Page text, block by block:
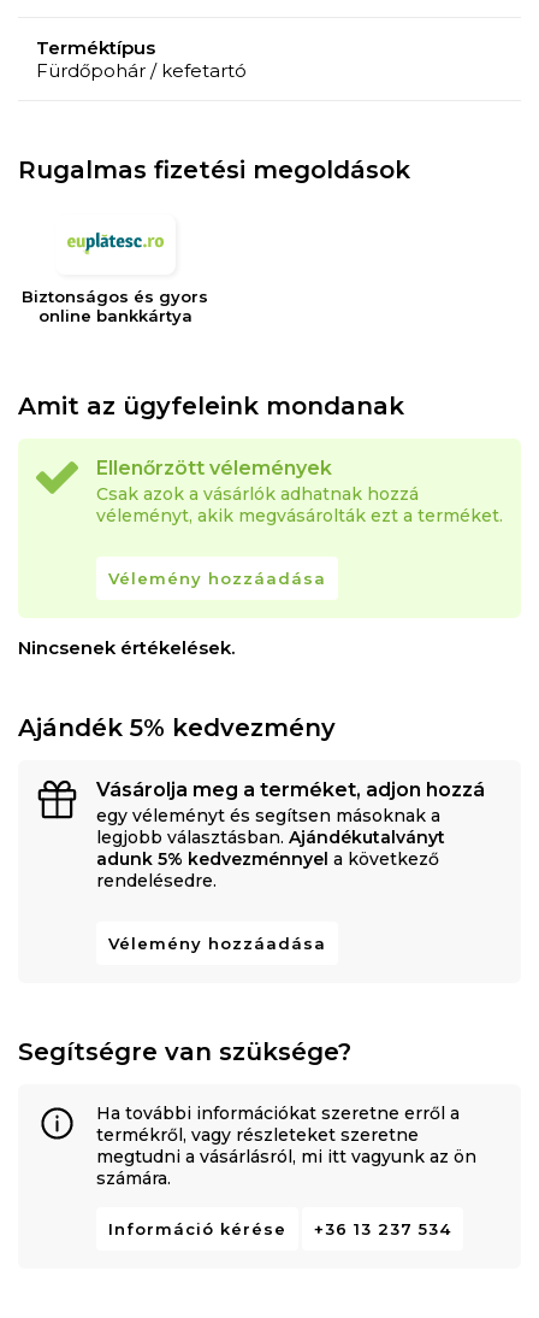
Terméktípus
Fürdőpohár / kefetartó
Rugalmas fizetési megoldások
Biztonságos és gyors
online bankkártya
Amit az ügyfeleink mondanak
Ellenőrzött vélemények
Csak azok a vásárlók adhatnak hozzá
véleményt, akik megvásárolták ezt a terméket.
Vélemény hozzáadása
Nincsenek értékelések.
Ajándék 5% kedvezmény
Vásárolja meg a terméket, adjon hozzá
egy véleményt és segítsen másoknak a
legjobb választásban. Ajándékutalványt
adunk 5% kedvezménnyel a következő
rendelésedre.
Vélemény hozzáadása
Segítségre van szüksége?
Ha további információkat szeretne erről a
termékről, vagy részleteket szeretne
megtudni a vásárlásról, mi itt vagyunk az ön
számára.
Információ kérése +36 13 237 534